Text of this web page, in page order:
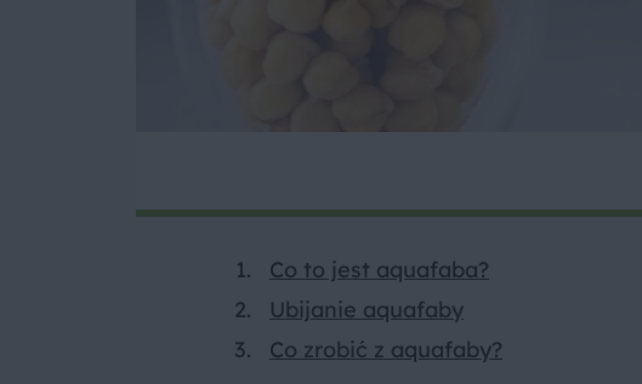
Co to jest aquafaba?
Ubijanie aquafaby
Co zrobić z aquafaby?